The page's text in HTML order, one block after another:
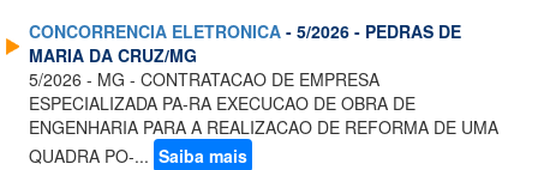
CONCORRENCIA ELETRONICA - 5/2026 - PEDRAS DE
MARIA DA CRUZ/MG
5/2026 - MG - CONTRATACAO DE EMPRESA
ESPECIALIZADA PA-RA EXECUCAO DE OBRA DE
ENGENHARIA PARA A REALIZACAO DE REFORMA DE UMA
QUADRA PO-... Saiba mais